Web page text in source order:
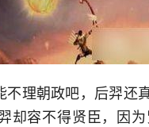
理朝政吧，后羿还
却容不得贤臣，因